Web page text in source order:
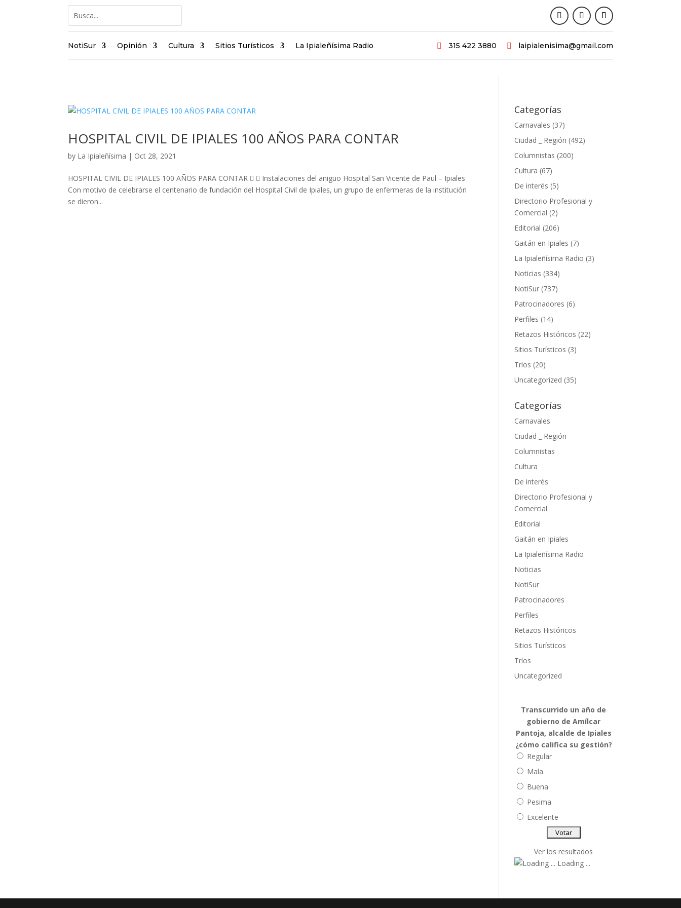
NotiSur Opinión Cultura Sitios Turísticos La Ipialeñísima Radio  315 422 3880  laipialenisima@gmail.com
HOSPITAL CIVIL DE IPIALES 100 AÑOS PARA CONTAR
by La Ipialeñísima | Oct 28, 2021
HOSPITAL CIVIL DE IPIALES 100 AÑOS PARA CONTAR   Instalaciones del aniguo Hospital San Vicente de Paul – Ipiales
Con motivo de celebrarse el centenario de fundación del Hospital Civil de Ipiales, un grupo de enfermeras de la institución
se dieron...
Categorías
Carnavales (37)
Ciudad _ Región (492)
Columnistas (200)
Cultura (67)
De interés (5)
Directorio Profesional y
Comercial (2)
Editorial (206)
Gaitán en Ipiales (7)
La Ipialeñísima Radio (3)
Noticias (334)
NotiSur (737)
Patrocinadores (6)
Perfiles (14)
Retazos Históricos (22)
Sitios Turísticos (3)
Tríos (20)
Uncategorized (35)
Categorías
Carnavales
Ciudad _ Región
Columnistas
Cultura
De interés
Directorio Profesional y
Comercial
Editorial
Gaitán en Ipiales
La Ipialeñísima Radio
Noticias
NotiSur
Patrocinadores
Perfiles
Retazos Históricos
Sitios Turísticos
Tríos
Uncategorized
Transcurrido un año de
gobierno de Amílcar
Pantoja, alcalde de Ipiales
¿cómo califica su gestión?
Regular
Mala
Buena
Pesima
Excelente
Ver los resultados
Loading ...